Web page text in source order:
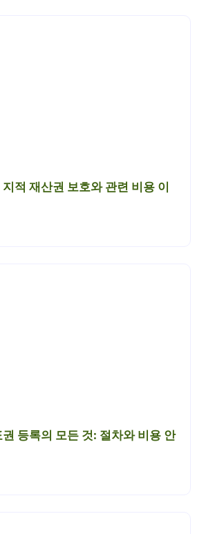
적 재산권 보호와 관련 비용 이
등록의 모든 것: 절차와 비용 안